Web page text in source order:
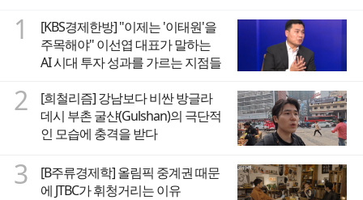
1
[KBS경제한방] "이제는 '이태원'을
주목해야" 이선엽 대표가 말하는
AI 시대 투자 성과를 가르는 지점들
2
[희철리즘] 강남보다 비싼 방글라
데시 부촌 굴샨(Gulshan)의 극단적
인 모습에 충격을 받다
3
[B주류경제학] 올림픽 중계권 때문
에 JTBC가 휘청거리는 이유